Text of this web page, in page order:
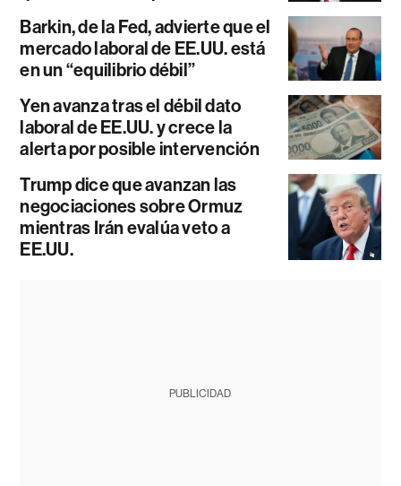
Barkin, de la Fed, advierte que el
mercado laboral de EE.UU. está
en un “equilibrio débil”
Yen avanza tras el débil dato
laboral de EE.UU. y crece la
alerta por posible intervención
Trump dice que avanzan las
negociaciones sobre Ormuz
mientras Irán evalúa veto a
EE.UU.
PUBLICIDAD